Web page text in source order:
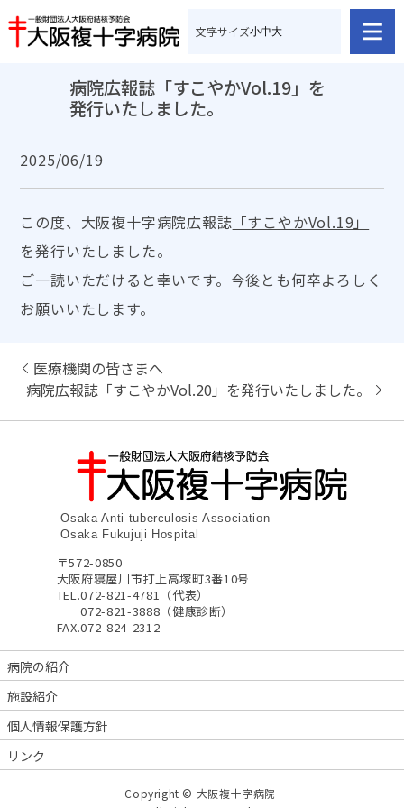
文字サイズ小中大
病院広報誌「すこやかVol.19」を
発行いたしました。
2025/06/19
この度、大阪複十字病院広報誌 「すこやかVol.19」
を発行いたしました。
ご一読いただけると幸いです。今後とも何卒よろしく
お願いいたします。
医療機関の皆さまへ
病院広報誌「すこやかVol.20」を発行いたしました。
Osaka Anti-tuberculosis Association
Osaka Fukujuji Hospital
〒572-0850
大阪府寝屋川市打上高塚町3番10号
TEL.072-821-4781（代表）
072-821-3888（健康診断）
FAX.072-824-2312
病院の紹介
施設紹介
個人情報保護方針
リンク
Copyright © 大阪複十字病院